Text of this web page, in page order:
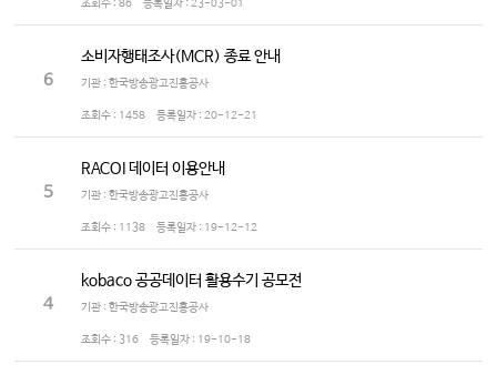
조회수 : 86 등록일자 : 23-03-01
6
소비자행태조사(MCR) 종료 안내
기관 : 한국방송광고진흥공사
조회수 : 1458 등록일자 : 20-12-21
5
RACOI 데이터 이용안내
기관 : 한국방송광고진흥공사
조회수 : 1138 등록일자 : 19-12-12
4
kobaco 공공데이터 활용수기 공모전
기관 : 한국방송광고진흥공사
조회수 : 316 등록일자 : 19-10-18